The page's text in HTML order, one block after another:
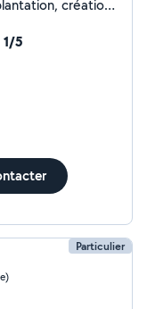
création
5
Particulier